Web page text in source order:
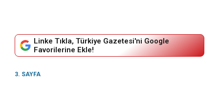
Linke Tıkla, Türkiye Gazetesi'ni Google
Favorilerine Ekle!
3. SAYFA